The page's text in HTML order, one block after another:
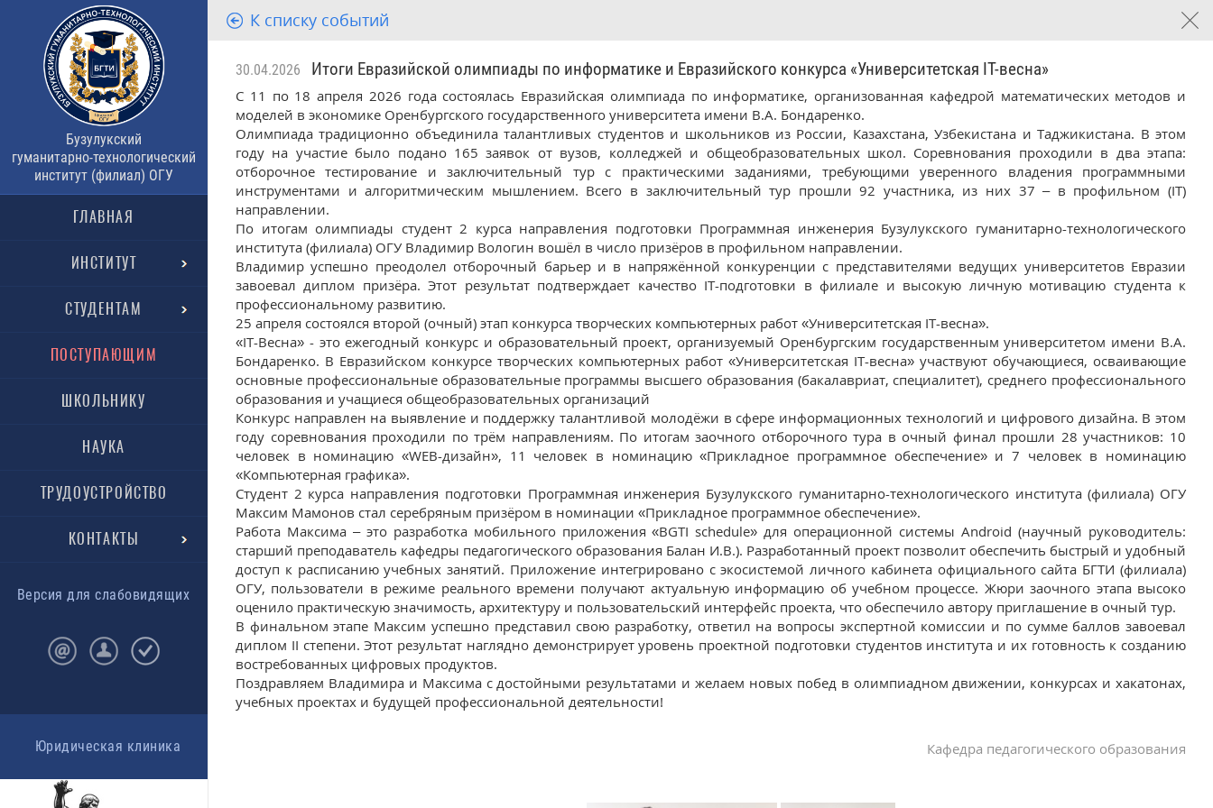
Бузулукский
гуманитарно-технологический
институт (филиал) ОГУ
ГЛАВНАЯ
ИНСТИТУТ
СТУДЕНТАМ
ПОСТУПАЮЩИМ
ШКОЛЬНИКУ
НАУКА
ТРУДОУСТРОЙСТВО
КОНТАКТЫ
Версия для слабовидящих
Юридическая клиника
К списку событий
30.04.2026 Итоги Евразийской олимпиады по информатике и Евразийского конкурса «Университетская IT-весна»
С 11 по 18 апреля 2026 года состоялась Евразийская олимпиада по информатике, организованная кафедрой математических методов и
моделей в экономике Оренбургского государственного университета имени В.А. Бондаренко.
Олимпиада традиционно объединила талантливых студентов и школьников из России, Казахстана, Узбекистана и Таджикистана. В этом
году на участие было подано 165 заявок от вузов, колледжей и общеобразовательных школ. Соревнования проходили в два этапа:
отборочное тестирование и заключительный тур с практическими заданиями, требующими уверенного владения программными
инструментами и алгоритмическим мышлением. Всего в заключительный тур прошли 92 участника, из них 37 – в профильном (IT)
направлении.
По итогам олимпиады студент 2 курса направления подготовки Программная инженерия Бузулукского гуманитарно-технологического
института (филиала) ОГУ Владимир Вологин вошёл в число призёров в профильном направлении.
Владимир успешно преодолел отборочный барьер и в напряжённой конкуренции с представителями ведущих университетов Евразии
завоевал диплом призёра. Этот результат подтверждает качество IT-подготовки в филиале и высокую личную мотивацию студента к
профессиональному развитию.
25 апреля состоялся второй (очный) этап конкурса творческих компьютерных работ «Университетская IT-весна».
«IT-Весна» - это ежегодный конкурс и образовательный проект, организуемый Оренбургским государственным университетом имени В.А.
Бондаренко. В Евразийском конкурсе творческих компьютерных работ «Университетская IT-весна» участвуют обучающиеся, осваивающие
основные профессиональные образовательные программы высшего образования (бакалавриат, специалитет), среднего профессионального
образования и учащиеся общеобразовательных организаций
Конкурс направлен на выявление и поддержку талантливой молодёжи в сфере информационных технологий и цифрового дизайна. В этом
году соревнования проходили по трём направлениям. По итогам заочного отборочного тура в очный финал прошли 28 участников: 10
человек в номинацию «WEB-дизайн», 11 человек в номинацию «Прикладное программное обеспечение» и 7 человек в номинацию
«Компьютерная графика».
Студент 2 курса направления подготовки Программная инженерия Бузулукского гуманитарно-технологического института (филиала) ОГУ
Максим Мамонов стал серебряным призёром в номинации «Прикладное программное обеспечение».
Работа Максима – это разработка мобильного приложения «BGTI schedule» для операционной системы Android (научный руководитель:
старший преподаватель кафедры педагогического образования Балан И.В.). Разработанный проект позволит обеспечить быстрый и удобный
доступ к расписанию учебных занятий. Приложение интегрировано с экосистемой личного кабинета официального сайта БГТИ (филиала)
ОГУ, пользователи в режиме реального времени получают актуальную информацию об учебном процессе. Жюри заочного этапа высоко
оценило практическую значимость, архитектуру и пользовательский интерфейс проекта, что обеспечило автору приглашение в очный тур.
В финальном этапе Максим успешно представил свою разработку, ответил на вопросы экспертной комиссии и по сумме баллов завоевал
диплом II степени. Этот результат наглядно демонстрирует уровень проектной подготовки студентов института и их готовность к созданию
востребованных цифровых продуктов.
Поздравляем Владимира и Максима с достойными результатами и желаем новых побед в олимпиадном движении, конкурсах и хакатонах,
учебных проектах и будущей профессиональной деятельности!
Кафедра педагогического образования